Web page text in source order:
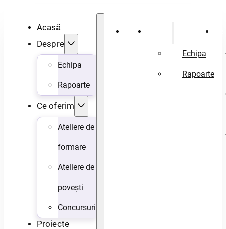
Acasă
Despre
Echipa
Rapoarte
Ce oferim
Ateliere de
formare
Ateliere de
povești
Concursuri
Proiecte
Acasă
Echipa
Rapoarte